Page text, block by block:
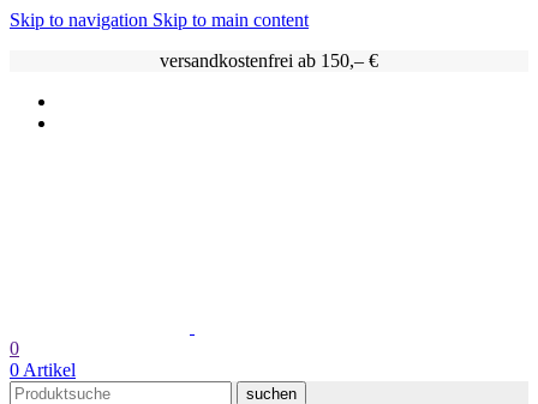
Skip to navigation Skip to main content
versandkostenfrei ab 150,– €
0
0 Artikel
suchen